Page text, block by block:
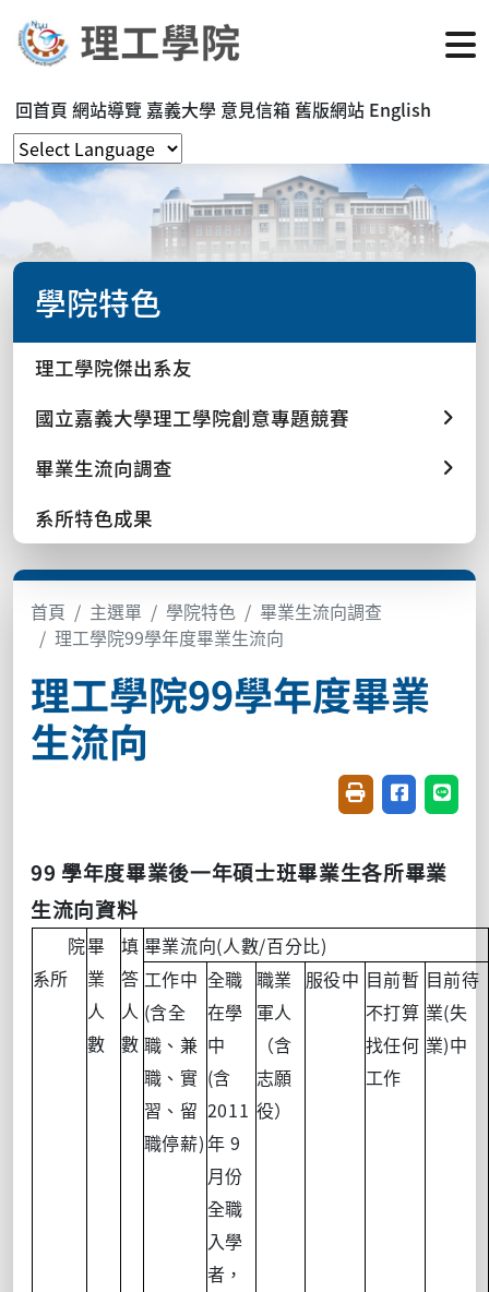
回首頁 網站導覽 嘉義大學 意見信箱 舊版網站 English
學院特色
理工學院傑出系友
國立嘉義大學理工學院創意專題競賽
畢業生流向調查
系所特色成果
首頁 主選單 學院特色
畢業生流向調查
理工學院99學年度畢業生流向
理工學院99學年度畢業
生流向
友善列印(開新視
分享至臉書
分享
99 學年度畢業後一年碩士班畢業生各所畢業
生流向資料
院
系所
畢
業
人
數
填
答
人
數
畢業流向(人數/百分比)
工作中
(含全
職、兼
職、實
習、留
職停薪)
全職
在學
中
(含
2011
年 9
月份
全職
入學
者，
職業
軍人
（含
志願
役）
服役中 目前暫
不打算
找任何
工作
目前待
業(失
業)中